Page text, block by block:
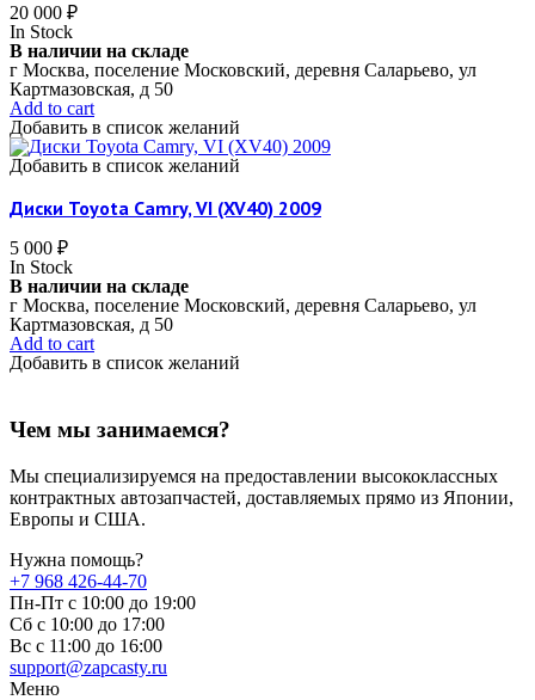
20 000 ₽
In Stock
В наличии на складе
г Москва, поселение Московский, деревня Саларьево, ул
Картмазовская, д 50
Add to cart
Добавить в список желаний
Добавить в список желаний
Диски Toyota Camry, VI (XV40) 2009
5 000 ₽
In Stock
В наличии на складе
г Москва, поселение Московский, деревня Саларьево, ул
Картмазовская, д 50
Add to cart
Добавить в список желаний
Чем мы занимаемся?
Мы специализируемся на предоставлении высококлассных
контрактных автозапчастей, доставляемых прямо из Японии,
Европы и США.
Нужна помощь?
+7 968 426-44-70
Пн-Пт с 10:00 до 19:00
Сб с 10:00 до 17:00
Вс c 11:00 до 16:00
support@zapcasty.ru
Меню